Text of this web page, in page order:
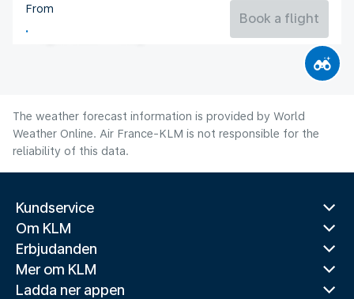
China
From
Book a flight
The weather forecast information is provided by World
Weather Online. Air France-KLM is not responsible for the
reliability of this data.
Kundservice
Om KLM
Erbjudanden
Mer om KLM
Ladda ner appen